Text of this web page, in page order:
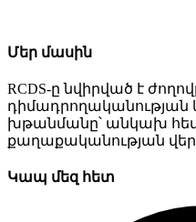
Մեր մասին
RCDS-ը նվիրված է
խթանմանը՝ անկախ
քաղաքականության
Կապ մեզ հետ